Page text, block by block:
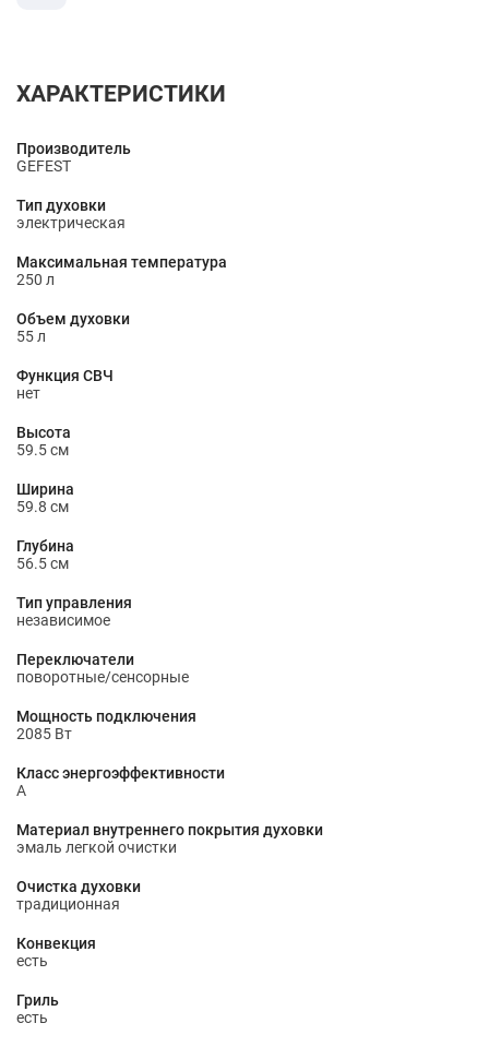
ХАРАКТЕРИСТИКИ
Производитель
GEFEST
Тип духовки
электрическая
Максимальная температура
250 л
Объем духовки
55 л
Функция СВЧ
нет
Высота
59.5 см
Ширина
59.8 см
Глубина
56.5 см
Тип управления
независимое
Переключатели
поворотные/сенсорные
Мощность подключения
2085 Вт
Класс энергоэффективности
A
Материал внутреннего покрытия духовки
эмаль легкой очистки
Очистка духовки
традиционная
Конвекция
есть
Гриль
есть